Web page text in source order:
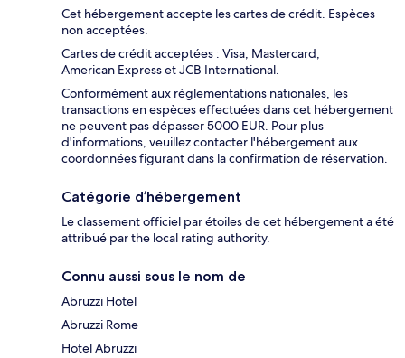
Cet hébergement accepte les cartes de crédit. Espèces
non acceptées.
Cartes de crédit acceptées : Visa, Mastercard,
American Express et JCB International.
Conformément aux réglementations nationales, les
transactions en espèces effectuées dans cet hébergement
ne peuvent pas dépasser 5000 EUR. Pour plus
d'informations, veuillez contacter l'hébergement aux
coordonnées figurant dans la confirmation de réservation.
Catégorie d’hébergement
Le classement officiel par étoiles de cet hébergement a été
attribué par the local rating authority.
Connu aussi sous le nom de
Abruzzi Hotel
Abruzzi Rome
Hotel Abruzzi